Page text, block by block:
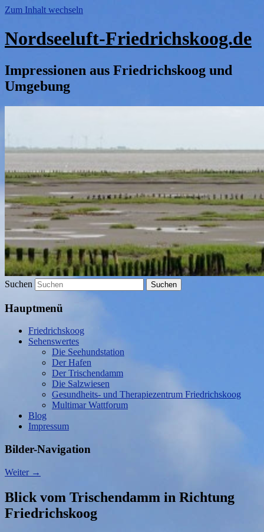
Zum Inhalt wechseln
Nordseeluft-Friedrichskoog.de
Impressionen aus Friedrichskoog und
Umgebung
Suchen
Hauptmenü
Friedrichskoog
Sehenswertes
Die Seehundstation
Der Hafen
Der Trischendamm
Die Salzwiesen
Gesundheits- und Therapiezentrum Friedrichskoog
Multimar Wattforum
Blog
Impressum
Bilder-Navigation
Weiter →
Blick vom Trischendamm in Richtung
Friedrichskoog